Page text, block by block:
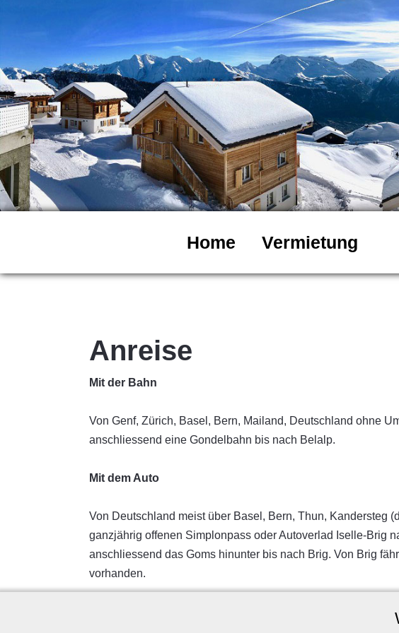
Home Vermietung
Anreise
Mit der Bahn
Von Genf, Zürich, Basel, Bern, Mailand, Deutschland ohne
anschliessend eine Gondelbahn bis nach Belalp.
Mit dem Auto
Von Deutschland meist über Basel, Bern, Thun, Kandersteg
ganzjährig offenen Simplonpass oder Autoverlad Iselle-Brig
anschliessend das Goms hinunter bis nach Brig. Von Brig
vorhanden.